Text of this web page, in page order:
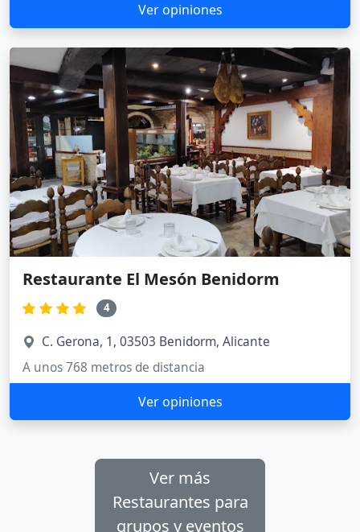
Ver opiniones
Restaurante El Mesón Benidorm
4
C. Gerona, 1, 03503 Benidorm, Alicante
A unos 768 metros de distancia
Ver opiniones
Ver más
Restaurantes para
grupos y eventos